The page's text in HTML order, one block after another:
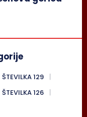
ŠTEVILKA 129
ŠTEVILKA 126